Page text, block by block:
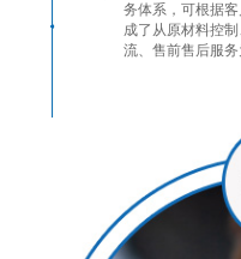
务体系，可根据
成了从原材料控
流、售前售后服务